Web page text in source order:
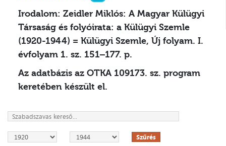
Irodalom: Zeidler Miklós: A Magyar Külügyi
Társaság és folyóirata: a Külügyi Szemle
(1920-1944) = Külügyi Szemle, Új folyam. I.
évfolyam 1. sz. 151–177. p.
Az adatbázis az OTKA 109173. sz. program
keretében készült el.
Szűrés